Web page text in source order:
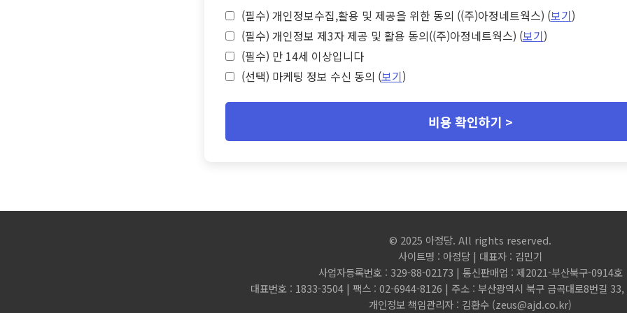
(필수) 개인정보수집,활용 및 제공을 위한 동의 ((주)아정네트웍스) (보기)
(필수) 개인정보 제3자 제공 및 활용 동의((주)아정네트웍스) (보기)
(필수) 만 14세 이상입니다
(선택) 마케팅 정보 수신 동의 (보기)
비용 확인하기 >
© 2025 아정당. All rights reserved.
사이트명 : 아정당 | 대표자 : 김민기
사업자등록번호 : 329-88-02173 | 통신판매업 : 제2021-부산북구-0914호
대표번호 : 1833-3504 | 팩스 : 02-6944-8126 | 주소 : 부산광역시 북구 금곡대로8번길 33,
개인정보 책임관리자 : 김환수 (zeus@ajd.co.kr)